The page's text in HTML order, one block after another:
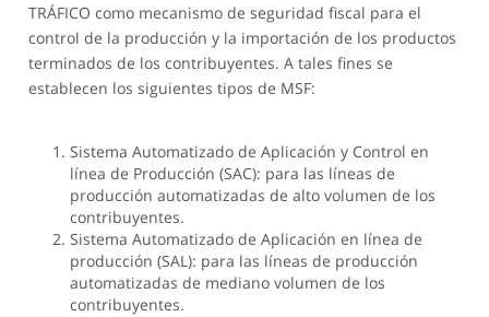
TRÁFICO como mecanismo de seguridad fiscal para el
control de la producción y la importación de los productos
terminados de los contribuyentes. A tales fines se
establecen los siguientes tipos de MSF:
Sistema Automatizado de Aplicación y Control en
línea de Producción (SAC): para las líneas de
producción automatizadas de alto volumen de los
contribuyentes.
Sistema Automatizado de Aplicación en línea de
producción (SAL): para las líneas de producción
automatizadas de mediano volumen de los
contribuyentes.